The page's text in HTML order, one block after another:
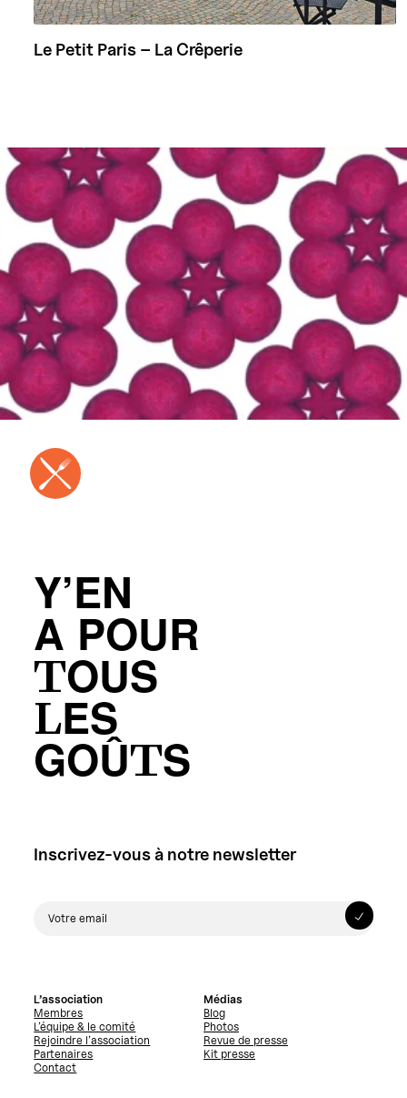
Le Petit Paris – La Crêperie
Y’EN
A POUR
TOUS
LES
GOÛTS
Inscrivez-vous à notre newsletter
L’association
Membres
L’équipe & le comité
Rejoindre l’association
Partenaires
Contact
Médias
Blog
Photos
Revue de presse
Kit presse